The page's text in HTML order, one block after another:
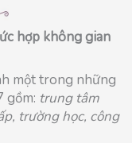
hợp không gian
một trong những
gồm: trung tâm
trường học, công